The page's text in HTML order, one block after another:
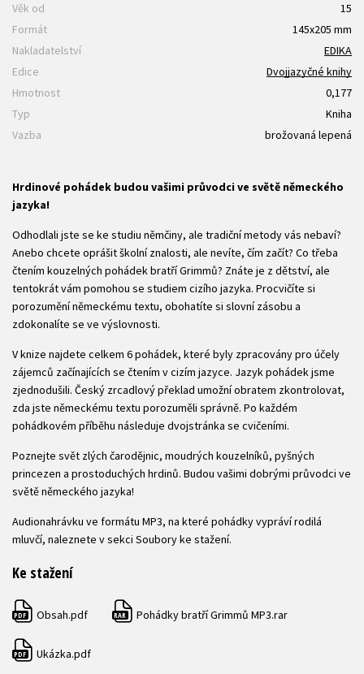
Věk od
15
Formát
145x205 mm
Nakladatelství
EDIKA
Edice
Dvojjazyčné knihy
Hmotnost
0,177
Typ
Kniha
Vazba
brožovaná lepená
Hrdinové pohádek budou vašimi průvodci ve světě německého
jazyka!
Odhodlali jste se ke studiu němčiny, ale tradiční metody vás nebaví?
Anebo chcete oprášit školní znalosti, ale nevíte, čím začít? Co třeba
čtením kouzelných pohádek bratří Grimmů? Znáte je z dětství, ale
tentokrát vám pomohou se studiem cizího jazyka. Procvičíte si
porozumění německému textu, obohatíte si slovní zásobu a
zdokonalíte se ve výslovnosti.
V knize najdete celkem 6 pohádek, které byly zpracovány pro účely
zájemců začínajících se čtením v cizím jazyce. Jazyk pohádek jsme
zjednodušili. Český zrcadlový překlad umožní obratem zkontrolovat,
zda jste německému textu porozuměli správně. Po každém
pohádkovém příběhu následuje dvojstránka se cvičeními.
Poznejte svět zlých čarodějnic, moudrých kouzelníků, pyšných
princezen a prostoduchých hrdinů. Budou vašimi dobrými průvodci ve
světě německého jazyka!
Audionahrávku ve formátu MP3, na které pohádky vypráví rodilá
mluvčí, naleznete v sekci Soubory ke stažení.
Ke stažení
PDF Obsah.pdf RAR Pohádky bratří Grimmů MP3.rar
PDF Ukázka.pdf